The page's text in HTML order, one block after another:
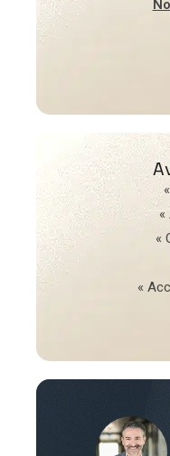
«
«
«